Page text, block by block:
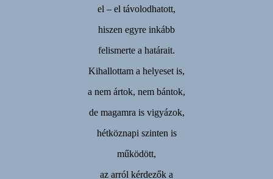
el – el távolodhatott,
hiszen egyre inkább
felismerte a határait.
Kihallottam a helyeset is,
a nem ártok, nem bántok,
de magamra is vigyázok,
hétköznapi szinten is
működött,
az arról kérdezők a